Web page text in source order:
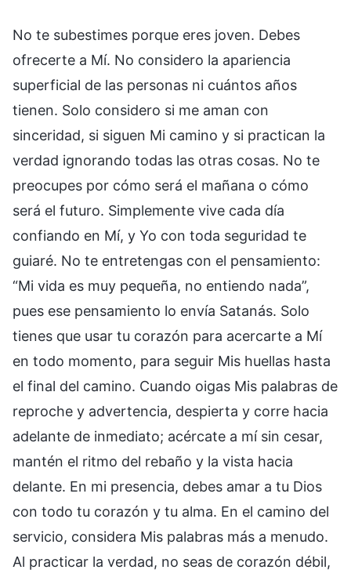
No te subestimes porque eres joven. Debes
ofrecerte a Mí. No considero la apariencia
superficial de las personas ni cuántos años
tienen. Solo considero si me aman con
sinceridad, si siguen Mi camino y si practican la
verdad ignorando todas las otras cosas. No te
preocupes por cómo será el mañana o cómo
será el futuro. Simplemente vive cada día
confiando en Mí, y Yo con toda seguridad te
guiaré. No te entretengas con el pensamiento:
“Mi vida es muy pequeña, no entiendo nada”,
pues ese pensamiento lo envía Satanás. Solo
tienes que usar tu corazón para acercarte a Mí
en todo momento, para seguir Mis huellas hasta
el final del camino. Cuando oigas Mis palabras de
reproche y advertencia, despierta y corre hacia
adelante de inmediato; acércate a mí sin cesar,
mantén el ritmo del rebaño y la vista hacia
delante. En mi presencia, debes amar a tu Dios
con todo tu corazón y tu alma. En el camino del
servicio, considera Mis palabras más a menudo.
Al practicar la verdad, no seas de corazón débil,